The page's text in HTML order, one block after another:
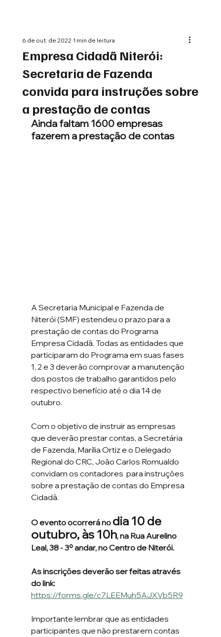
Empresa Cidadã Niterói:
Secretaria de Fazenda
convida para instruções sobre
a prestação de contas
6 de out. de 2022 1 min de leitura
Ainda faltam 1600 empresas
fazerem a prestação de contas
A Secretaria Municipal e Fazenda de
Niterói (SMF) estendeu o prazo para a
prestação de contas do Programa
Empresa Cidadã. Todas as entidades que
participaram do Programa em suas fases
1, 2 e 3 deverão comprovar a manutenção
dos postos de trabalho garantidos pelo
respectivo benefício até o dia 14 de
outubro.
Com o objetivo de instruir as empresas
que deverão prestar contas, a Secretária
de Fazenda, Marília Ortiz e o Delegado
Regional do CRC, João Carlos Romualdo
convidam os contadores  para instruções
sobre a prestação de contas do Empresa
Cidadã.
O evento ocorrerá no dia 10 de
outubro, às 10h, na Rua Aurelino
Leal, 38 - 3º andar, no Centro de Niterói.
As inscrições deverão ser feitas através
do link:
https://forms.gle/c7LEEMuh5AJXVb5R9
Importante lembrar que as entidades
participantes que não prestarem contas